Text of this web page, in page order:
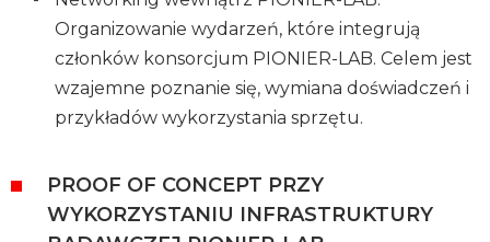
Organizowanie wydarzeń, które integrują
członków konsorcjum PIONIER-LAB. Celem jest
wzajemne poznanie się, wymiana doświadczeń i
przykładów wykorzystania sprzętu.
PROOF OF CONCEPT PRZY
WYKORZYSTANIU INFRASTRUKTURY